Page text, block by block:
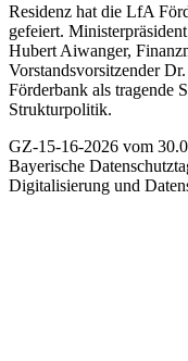
Residenz hat die LfA
gefeiert.
Hubert Aiwanger,
Vorstandsvorsitzender
Förderbank als tragende
Strukturpolitik.
GZ-15-16-2026 vom
Bayerische
Digitalisierung und